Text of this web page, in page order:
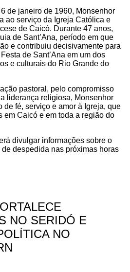
de janeiro de 1960, Monsenhor
ao serviço da Igreja Católica e
de Caicó. Durante 47 anos,
de Sant’Ana, período em que
e contribuiu decisivamente para
de Sant’Ana em um dos
e culturais do Rio Grande do
pastoral, pelo compromisso
liderança religiosa, Monsenhor
de fé, serviço e amor à Igreja, que
em Caicó e em toda a região do
divulgar informações sobre o
despedida nas próximas horas
NO SERIDÓ E
NO